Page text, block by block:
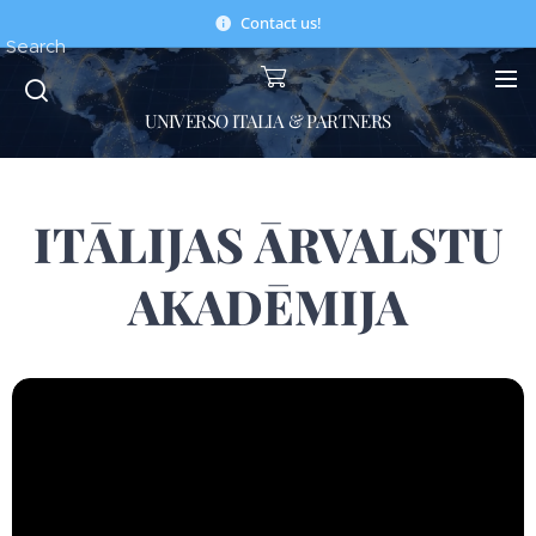
Contact us!
UNIVERSO ITALIA & PARTNERS
Search
ITĀLIJAS ĀRVALSTU
AKADĒMIJA